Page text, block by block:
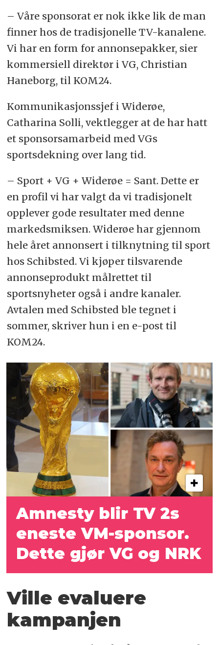
– Våre sponsorat er nok ikke lik de man
finner hos de tradisjonelle TV-kanalene.
Vi har en form for annonsepakker, sier
kommersiell direktør i VG, Christian
Haneborg, til KOM24.
Kommunikasjonssjef i Widerøe,
Catharina Solli, vektlegger at de har hatt
et sponsorsamarbeid med VGs
sportsdekning over lang tid.
– Sport + VG + Widerøe = Sant. Dette er
en profil vi har valgt da vi tradisjonelt
opplever gode resultater med denne
markedsmiksen. Widerøe har gjennom
hele året annonsert i tilknytning til sport
hos Schibsted. Vi kjøper tilsvarende
annonseprodukt målrettet til
sportsnyheter også i andre kanaler.
Avtalen med Schibsted ble tegnet i
sommer, skriver hun i en e-post til
KOM24.
Amnesty blir TV 2s
eneste VM-sponsor.
Dette gjør VG og NRK
Ville evaluere
kampanjen